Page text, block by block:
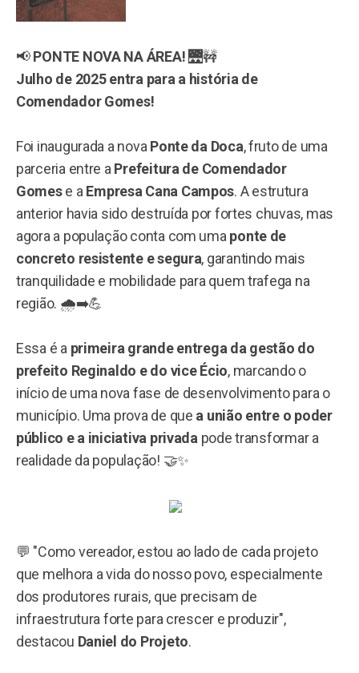
📢PONTE NOVA NA ÁREA! 🌉🚧
Julho de 2025 entra para a história de
Comendador Gomes!
Foi inaugurada a nova Ponte da Doca, fruto de uma
parceria entre a Prefeitura de Comendador
Gomese a Empresa Cana Campos. A estrutura
anterior havia sido destruída por fortes chuvas, mas
agora a população conta com uma ponte de
concreto resistente e segura, garantindo mais
tranquilidade e mobilidade para quem trafega na
região. 🌧️➡️💪
Essa é a primeira grande entrega da gestão do
prefeito Reginaldo e do vice Écio, marcando o
início de uma nova fase de desenvolvimento para o
município. Uma prova de que a união entre o poder
público e a iniciativa privada pode transformar a
realidade da população! 🤝✨
💬 "Como vereador, estou ao lado de cada projeto
que melhora a vida do nosso povo, especialmente
dos produtores rurais, que precisam de
infraestrutura forte para crescer e produzir",
destacou Daniel do Projeto.